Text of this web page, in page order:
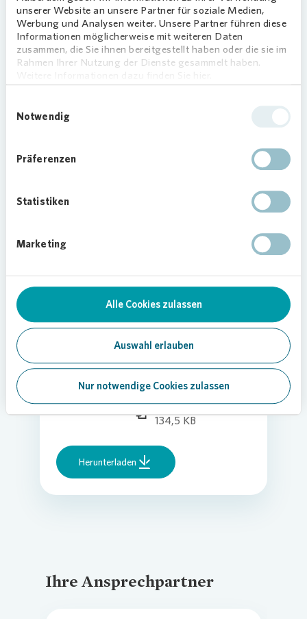
unserer Website an unsere Partner für soziale Medien,
Werbung und Analysen weiter. Unsere Partner führen diese
Informationen möglicherweise mit weiteren Daten
zusammen, die Sie ihnen bereitgestellt haben oder die sie im
Rahmen Ihrer Nutzung der Dienste gesammelt haben.
Notwendig
Präferenzen
Statistiken
Marketing
Alle Cookies zulassen
Auswahl erlauben
Nur notwendige Cookies zulassen
05.09.2022
ENERGIE
220905-Sanierung
unterstützt beim
Energiesparen Weil
Dokument | PDF |
134,5 KB
Herunterladen
Ihre Ansprechpartner